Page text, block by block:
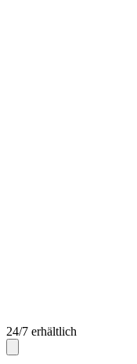
24/7 erhältlich